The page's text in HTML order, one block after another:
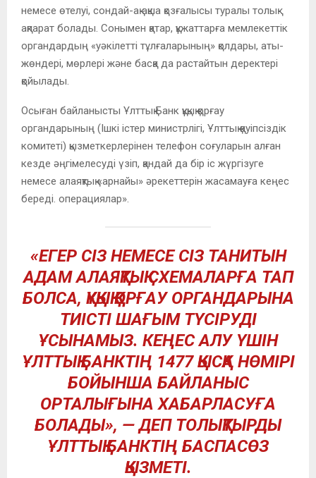
немесе өтелуі, сондай-ақ ақша қозғалысы туралы толық
ақпарат болады. Сонымен қатар, құжаттарға мемлекеттік
органдардың «уәкілетті тұлғаларының» қолдары, аты-
жөндері, мөрлері және басқа да растайтын деректері
қойылады.
Осыған байланысты Ұлттық Банк құқық қорғау
органдарының (Ішкі істер министрлігі, Ұлттық қауіпсіздік
комитеті) қызметкерлерінен телефон соғуларын алған
кезде әңгімелесуді үзіп, қандай да бір іс жүргізуге
немесе алаяқтық «арнайы» әрекеттерін жасамауға кеңес
береді. операциялар».
«ЕГЕР СІЗ НЕМЕСЕ СІЗ ТАНИТЫН
АДАМ АЛАЯҚТЫҚ СХЕМАЛАРҒА ТАП
БОЛСА, ҚҰҚЫҚ ҚОРҒАУ ОРГАНДАРЫНА
ТИІСТІ ШАҒЫМ ТҮСІРУДІ
ҰСЫНАМЫЗ. КЕҢЕС АЛУ ҮШІН
ҰЛТТЫҚ БАНКТІҢ 1477 ҚЫСҚА НӨМІРІ
БОЙЫНША БАЙЛАНЫС
ОРТАЛЫҒЫНА ХАБАРЛАСУҒА
БОЛАДЫ», — ДЕП ТОЛЫҚТЫРДЫ
ҰЛТТЫҚ БАНКТІҢ БАСПАСӨЗ
ҚЫЗМЕТІ.